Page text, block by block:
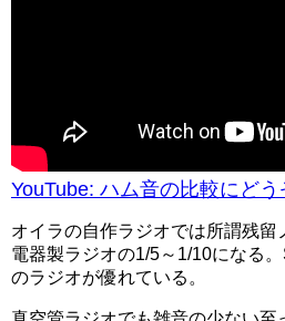
YouTube: ハム音の比較にどう
オイラの自作ラジオでは所謂残
電器製ラジオの1/5～1/10になる
のラジオが優れている。